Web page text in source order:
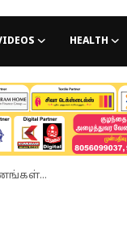
HEALTH